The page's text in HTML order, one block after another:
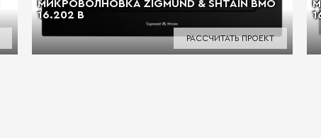
МИКРОВОЛНОВКА ZIGMUND & SHTAIN BMO
16.202 B
РАССЧИТАТЬ ПРОЕКТ